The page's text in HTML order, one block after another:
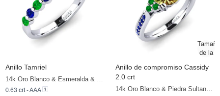
Anillo Tamriel
14k Oro Blanco & Esmeralda & Zafiro
0.63 crt - AAA
Anillo de compromiso Cassidy
2.0 crt
14k Oro Blanco & Piedra Sultana & Esmeralda & Zafiro